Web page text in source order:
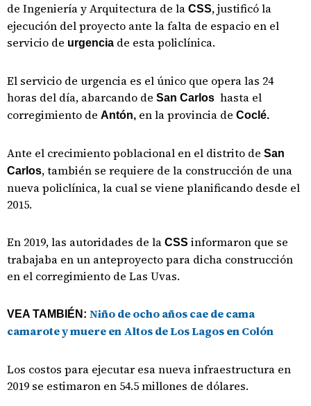
de Ingeniería y Arquitectura de la CSS, justificó la
ejecución del proyecto ante la falta de espacio en el
servicio de urgencia de esta policlínica.
El servicio de urgencia es el único que opera las 24
horas del día, abarcando de San Carlos hasta el
corregimiento de Antón, en la provincia de Coclé.
Ante el crecimiento poblacional en el distrito de San
Carlos, también se requiere de la construcción de una
nueva policlínica, la cual se viene planificando desde el
2015.
En 2019, las autoridades de la CSS informaron que se
trabajaba en un anteproyecto para dicha construcción
en el corregimiento de Las Uvas.
VEA TAMBIÉN: Niño de ocho años cae de cama
camarote y muere en Altos de Los Lagos en Colón
Los costos para ejecutar esa nueva infraestructura en
2019 se estimaron en 54.5 millones de dólares.